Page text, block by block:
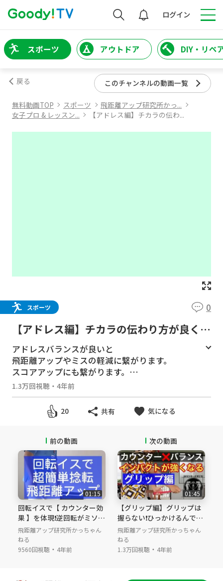
検索 ログイン
スポーツ アウトドア DIY・リペ
戻る このチャンネルの動画一覧
無料動画TOP スポーツ
飛距離アップ研究所かっ...
女子プロ & レッスン...
【アドレス編】チカラの伝わ...
スポーツ 0
【アドレス編】チカラの伝わり方が良くな
るアドレスで飛距離アップ❗️スコアアップ❗️
アドレスバランスが良いと
飛距離アップやミスの軽減に繋がります。
スコアアップにも繋がります。
腰は反らさないように尾てい骨を下のイメージ
ですが
下過ぎるのもよくありません。
腰を突き出すのも逆効果です。
切り替えしではお尻は突き出すイメージは必要
です。
ちなみに、腰を反らして打つ方は
腰痛になりやすいので注意。
私はこれで腰痛にならなくなりました。
また、カウンターバランスでアドレスすると
電車の揺れもフラつきにくくなります。
チャンネル管理者リンク集
1.3万回視聴 ・ 4年前
20 共有 気になる
前の動画
01:15
回転イスで【 カウンター効
果 】を体現❗️逆回転がミソ
概要欄もご覧下さい。
飛距離アップ研究所かっちゃん
ねる
9560回視聴・ 4年前
次の動画
01:45
【グリップ編】グリップは
握らない❗️ひっかけるんで
す。グリップ内でテコの原
理を効かせて簡単飛距離ア
ップ❗️
飛距離アップ研究所かっちゃん
ねる
1.3万回視聴・ 4年前